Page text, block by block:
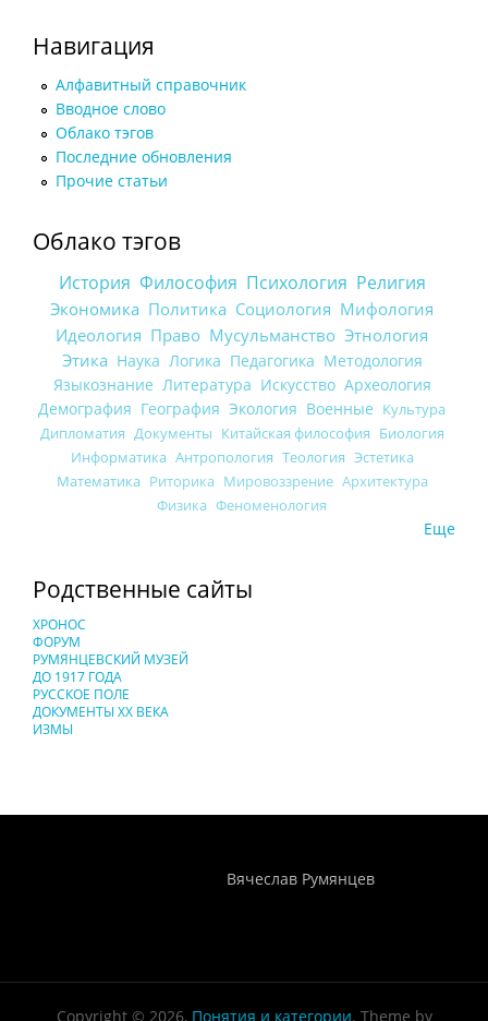
Навигация
Алфавитный справочник
Вводное слово
Облако тэгов
Последние обновления
Прочие статьи
Облако тэгов
История Философия Психология Религия
Экономика Политика Социология Мифология
Идеология Право Мусульманство Этнология
Этика Наука Логика Педагогика Методология
Языкознание Литература Искусство Археология
Демография География Экология Военные Культура
Дипломатия Документы Китайская философия Биология
Информатика Антропология Теология Эстетика
Математика Риторика Мировоззрение Архитектура
Физика Феноменология
Еще
Родственные сайты
ХРОНОС
ФОРУМ
РУМЯНЦЕВСКИЙ МУЗЕЙ
ДО 1917 ГОДА
РУССКОЕ ПОЛЕ
ДОКУМЕНТЫ XX ВЕКА
ИЗМЫ
Вячеслав Румянцев
Copyright © 2026, Понятия и категории. Theme by